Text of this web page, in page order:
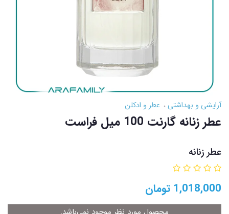
آرایشی و بهداشتی عطر و ادکلن
عطر زنانه گارنت 100 میل فراست
عطر زنانه
1,018,000 تومان